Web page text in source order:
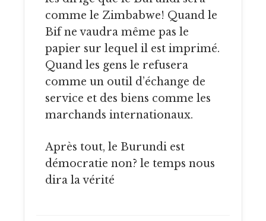
comme le Zimbabwe! Quand le
Bif ne vaudra même pas le
papier sur lequel il est imprimé.
Quand les gens le refusera
comme un outil d’échange de
service et des biens comme les
marchands internationaux.
Après tout, le Burundi est
démocratie non? le temps nous
dira la vérité